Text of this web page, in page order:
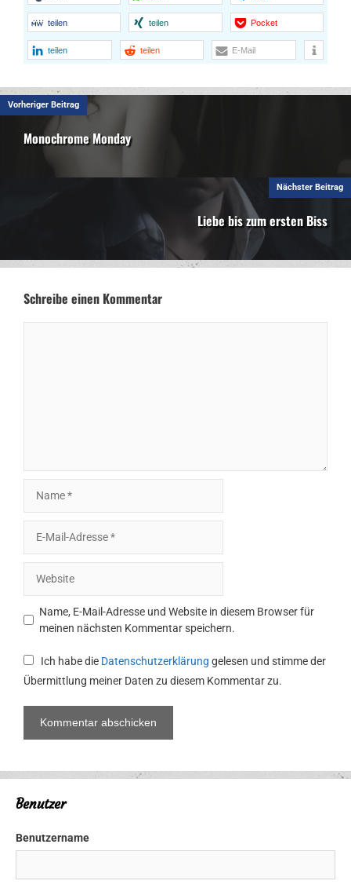
teilen teilen Pocket
teilen teilen E-Mail
Vorheriger Beitrag
Monochrome Monday
Nächster Beitrag
Liebe bis zum ersten Biss
Schreibe einen Kommentar
Mail-
Adresse
Name, E-Mail-Adresse und Website in diesem Browser für
meinen nächsten Kommentar speichern.
Ich habe die Datenschutzerklärung gelesen und stimme der
Übermittlung meiner Daten zu diesem Kommentar zu.
Benutzer
Benutzername